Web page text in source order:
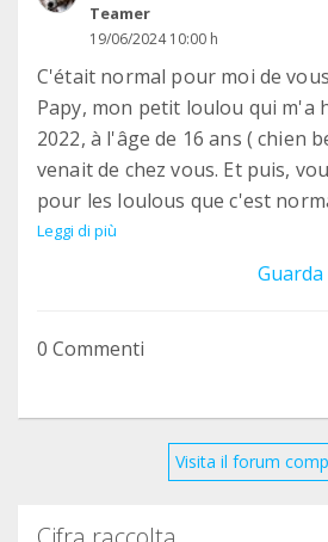
Teamer
19/06/2024 10:00 h
C'était normal pour moi de
Papy, mon petit loulou qui m'a
2022, à l'âge de 16 ans ( chien
venait de chez vous. Et puis,
pour les loulous que c'est
vous soutenir.
Leggi di più
0 Commenti
Visita il forum